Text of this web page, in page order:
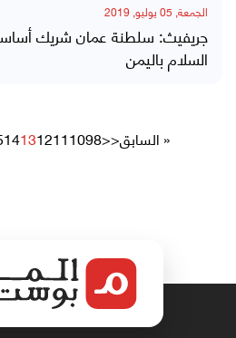
الجمعة, 05 يوليو, 2019
جريفيث: سلطنة عمان شريك
السلام باليمن
« السابق<<
8
9
10
11
12
13
14